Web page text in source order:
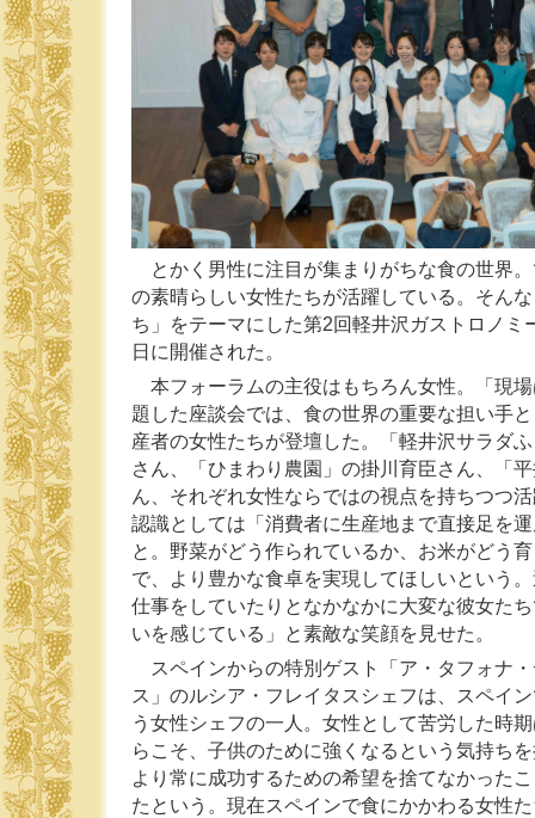
とかく男性に注目が集まりがちな食の世界
の素晴らしい女性たちが活躍している。そん
ち」をテーマにした第2回軽井沢ガストロノミ
日に開催された。
本フォーラムの主役はもちろん女性。「現
題した座談会では、食の世界の重要な担い手
産者の女性たちが登壇した。「軽井沢サラダ
さん、「ひまわり農園」の掛川育臣さん、「
ん、それぞれ女性ならではの視点を持ちつつ
認識としては「消費者に生産地まで直接足を
と。野菜がどう作られているか、お米がどう
で、より豊かな食卓を実現してほしいという
仕事をしていたりとなかなかに大変な彼女た
いを感じている」と素敵な笑顔を見せた。
スペインからの特別ゲスト「ア・タフォナ
ス」のルシア・フレイタスシェフは、スペイ
う女性シェフの一人。女性として苦労した時
らこそ、子供のために強くなるという気持ち
より常に成功するための希望を捨てなかった
たという。現在スペインで食にかかわる女性